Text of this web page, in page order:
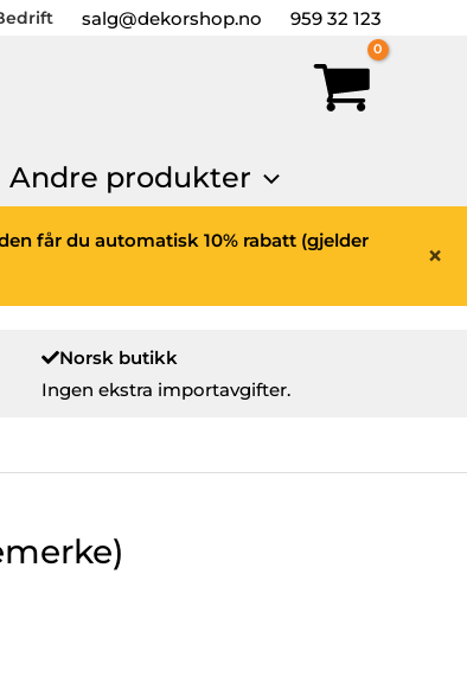
salg@dekorshop.no 959 32 123
Andre produkter
×
får du automatisk 10% rabatt (gjelder
Norsk butikk
Ingen ekstra importavgifter.